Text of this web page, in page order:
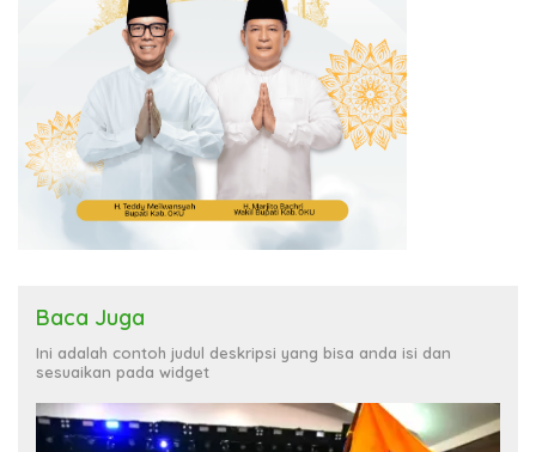
Baca Juga
Ini adalah contoh judul deskripsi yang bisa anda isi dan
sesuaikan pada widget